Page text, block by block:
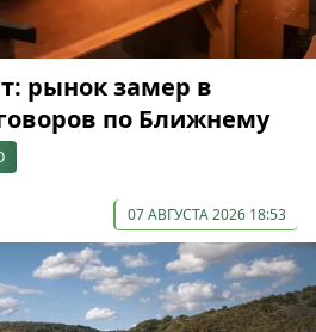
рынок замер в
по Ближнему
07 АВГУСТА 2026 18:53